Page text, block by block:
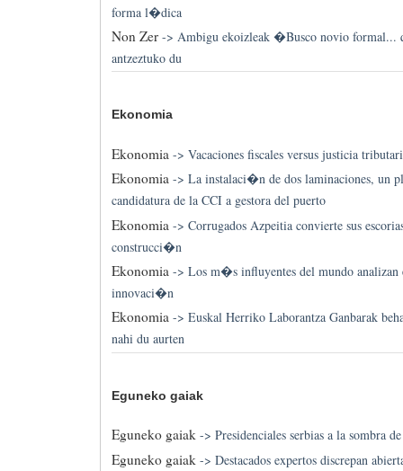
forma l�dica
Non Zer-> Ambigu ekoizleak �Busco novio formal...
antzeztuko du
Ekonomia
Ekonomia-> Vacaciones fiscales versus justicia
Ekonomia-> La instalaci�n de dos laminaciones, un
candidatura de la CCI a gestora del puerto
Ekonomia -> Corrugados Azpeitia convierte sus
construcci�n
Ekonomia-> Los m�s influyentes del mundo analizan
innovaci�n
Ekonomia-> Euskal Herriko Laborantza Ganbarak
nahi du aurten
Eguneko gaiak
Eguneko gaiak-> Presidenciales serbias a la sombra
Eguneko gaiak -> Destacados expertos discrepan